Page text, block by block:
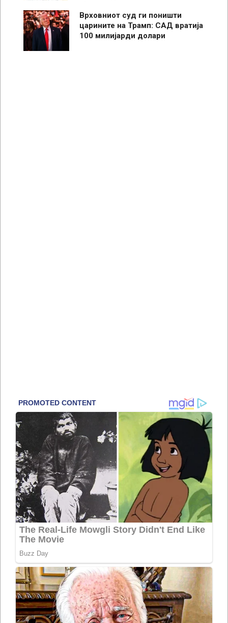
Врховниот суд ги поништи
царините на Трамп: САД вратија
100 милијарди долари